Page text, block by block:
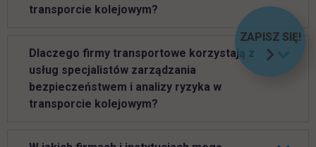
transporcie kolejowym?
Dlaczego firmy transportowe korzystają z
usług specjalistów zarządzania
bezpieczeństwem i analizy ryzyka w
transporcie kolejowym?
ZAPISZ SIĘ!
LINK